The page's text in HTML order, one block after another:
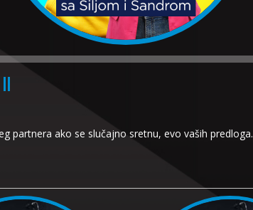
partnera ako se slučajno sretnu, evo vaših predloga.